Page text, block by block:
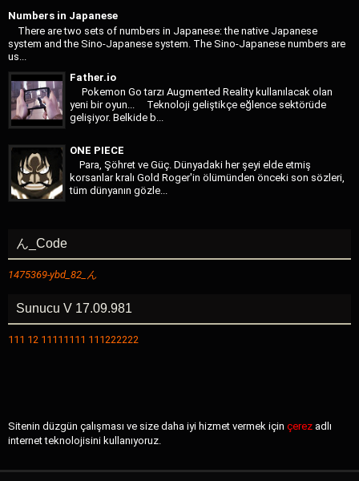
Numbers in Japanese
There are two sets of numbers in Japanese: the native Japanese
system and the Sino-Japanese system. The Sino-Japanese numbers are
us...
Father.io
Pokemon Go tarzı Augmented Reality kullanılacak olan
yeni bir oyun... Teknoloji geliştikçe eğlence sektörüde
gelişiyor. Belkide b...
ONE PIECE
Para, Şöhret ve Güç. Dünyadaki her şeyi elde etmiş
korsanlar kralı Gold Roger'in ölümünden önceki son sözleri,
tüm dünyanın gözle...
ん_Code
1475369-ybd_82_ん
Sunucu V 17.09.981
111 12 11111111 111222222
Sitenin düzgün çalışması ve size daha iyi hizmet vermek için çerez adlı
internet teknolojisini kullanıyoruz.